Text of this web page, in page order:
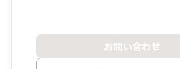
お問い合わせ